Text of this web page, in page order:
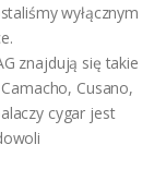
wyłącznym
znajdują się takie
Cusano,
cygar jest